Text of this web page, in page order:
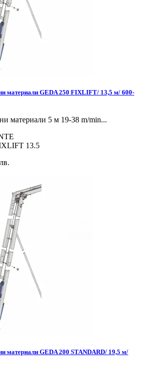
материали GEDA 250 FIXLIFT/ 13,5 м/ 600-
материали 5 м 19-38 m/min...
13.5
материали GEDA 200 STANDARD/ 19,5 м/